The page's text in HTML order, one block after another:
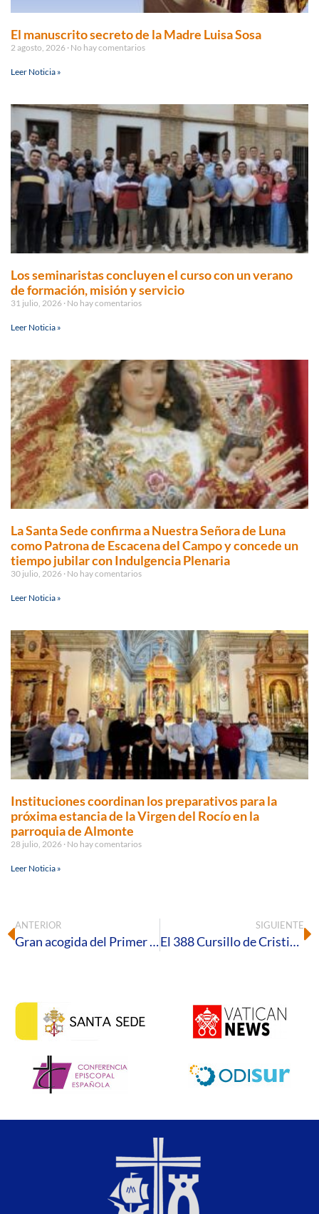
El manuscrito secreto de la Madre Luisa Sosa
2 agosto, 2026 No hay comentarios
Leer Noticia »
Los seminaristas concluyen el curso con un verano
de formación, misión y servicio
31 julio, 2026 No hay comentarios
Leer Noticia »
La Santa Sede confirma a Nuestra Señora de Luna
como Patrona de Escacena del Campo y concede un
tiempo jubilar con Indulgencia Plenaria
30 julio, 2026 No hay comentarios
Leer Noticia »
Instituciones coordinan los preparativos para la
próxima estancia de la Virgen del Rocío en la
parroquia de Almonte
28 julio, 2026 No hay comentarios
Leer Noticia »
ANTERIOR
Gran acogida del Primer Encuentro Diocesano de niños y niñas que recibirán este año la Primera Comunión
SIGUIENTE
El 388 Cursillo de Cristiandad reúne en Huelva a 25 participantes en un fin de semana de encuentro con el Señor